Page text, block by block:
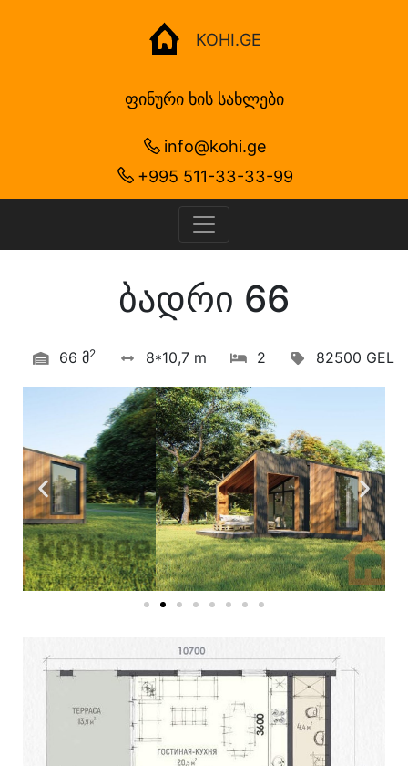
KOHI.GE
ფინური ხის სახლები
info@kohi.ge
+995 511-33-33-99
ბადრი 66
66 მ2 8*10,7 m 2 82500 GEL